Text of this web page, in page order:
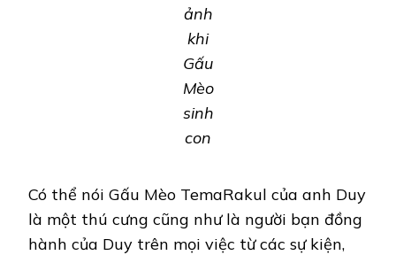
ảnh
khi
Gấu
Mèo
sinh
con
Có thể nói Gấu Mèo TemaRakul của anh Duy
là một thú cưng cũng như là người bạn đồng
hành của Duy trên mọi việc từ các sự kiện,